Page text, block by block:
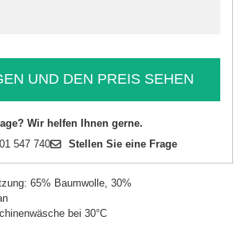
UND DEN PREIS SEHEN
Wir helfen Ihnen gerne.
547 740 Stellen Sie eine Frage
65% Baumwolle, 30%
bei 30°C